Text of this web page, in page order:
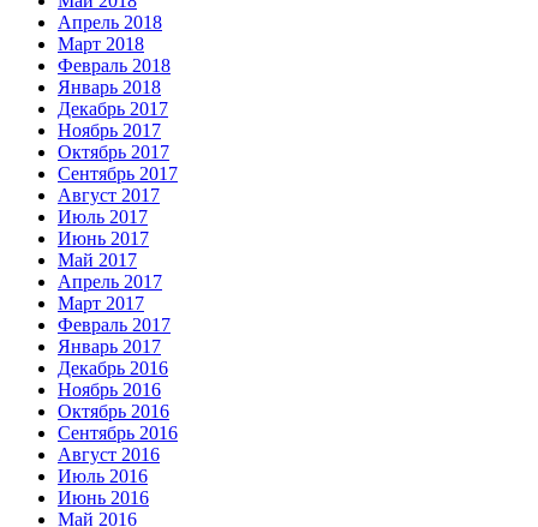
Апрель 2018
Март 2018
Февраль 2018
Январь 2018
Декабрь 2017
Ноябрь 2017
Октябрь 2017
Сентябрь 2017
Август 2017
Июль 2017
Июнь 2017
Май 2017
Апрель 2017
Март 2017
Февраль 2017
Январь 2017
Декабрь 2016
Ноябрь 2016
Октябрь 2016
Сентябрь 2016
Август 2016
Июль 2016
Июнь 2016
Май 2016